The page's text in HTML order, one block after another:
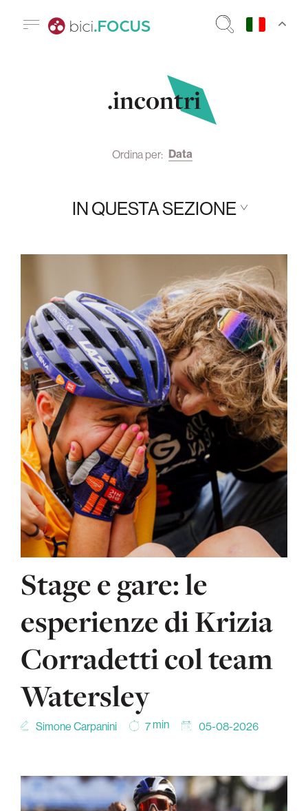
.incontri
Ordina per: Data
IN QUESTA SEZIONE
Stage e gare: le
esperienze di Krizia
Corradetti col team
Watersley
Simone Carpanini 7min 05-08-2026